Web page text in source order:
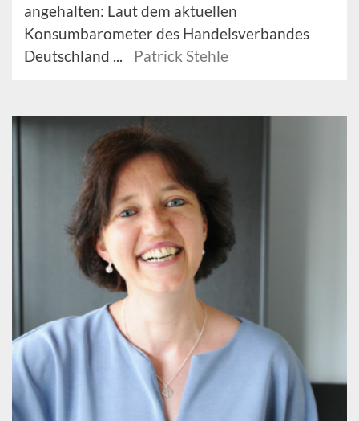
angehalten: Laut dem aktuellen
Konsumbarometer des Handelsverbandes
Deutschland ...
Patrick Stehle